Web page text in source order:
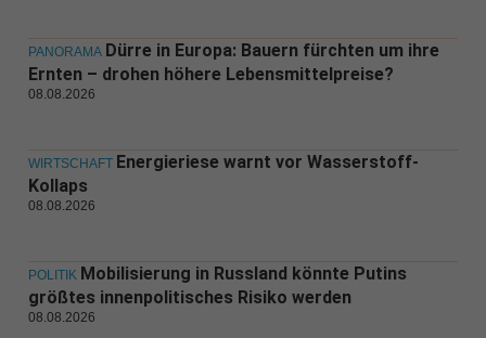
PANORAMA Dürre in Europa: Bauern fürchten um ihre
Ernten – drohen höhere Lebensmittelpreise?
08.08.2026
WIRTSCHAFT Energieriese warnt vor Wasserstoff-
Kollaps
08.08.2026
POLITIK Mobilisierung in Russland könnte Putins
größtes innenpolitisches Risiko werden
08.08.2026